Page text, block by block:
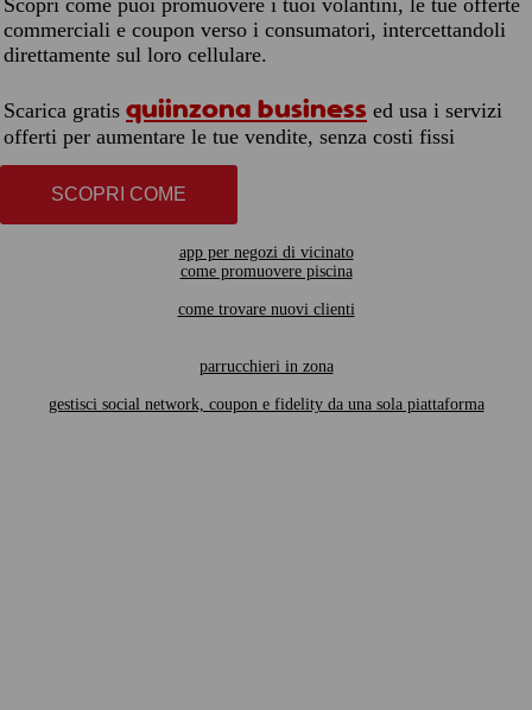
Scopri come puoi promuovere i tuoi volantini, le tue offerte
commerciali e coupon verso i consumatori, intercettandoli
direttamente sul loro cellulare.
Scarica gratis quiinzona business ed usa i servizi
offerti per aumentare le tue vendite, senza costi fissi
SCOPRI COME
app per negozi di vicinato
come promuovere piscina
come trovare nuovi clienti
parrucchieri in zona
gestisci social network, coupon e fidelity da una sola piattaforma